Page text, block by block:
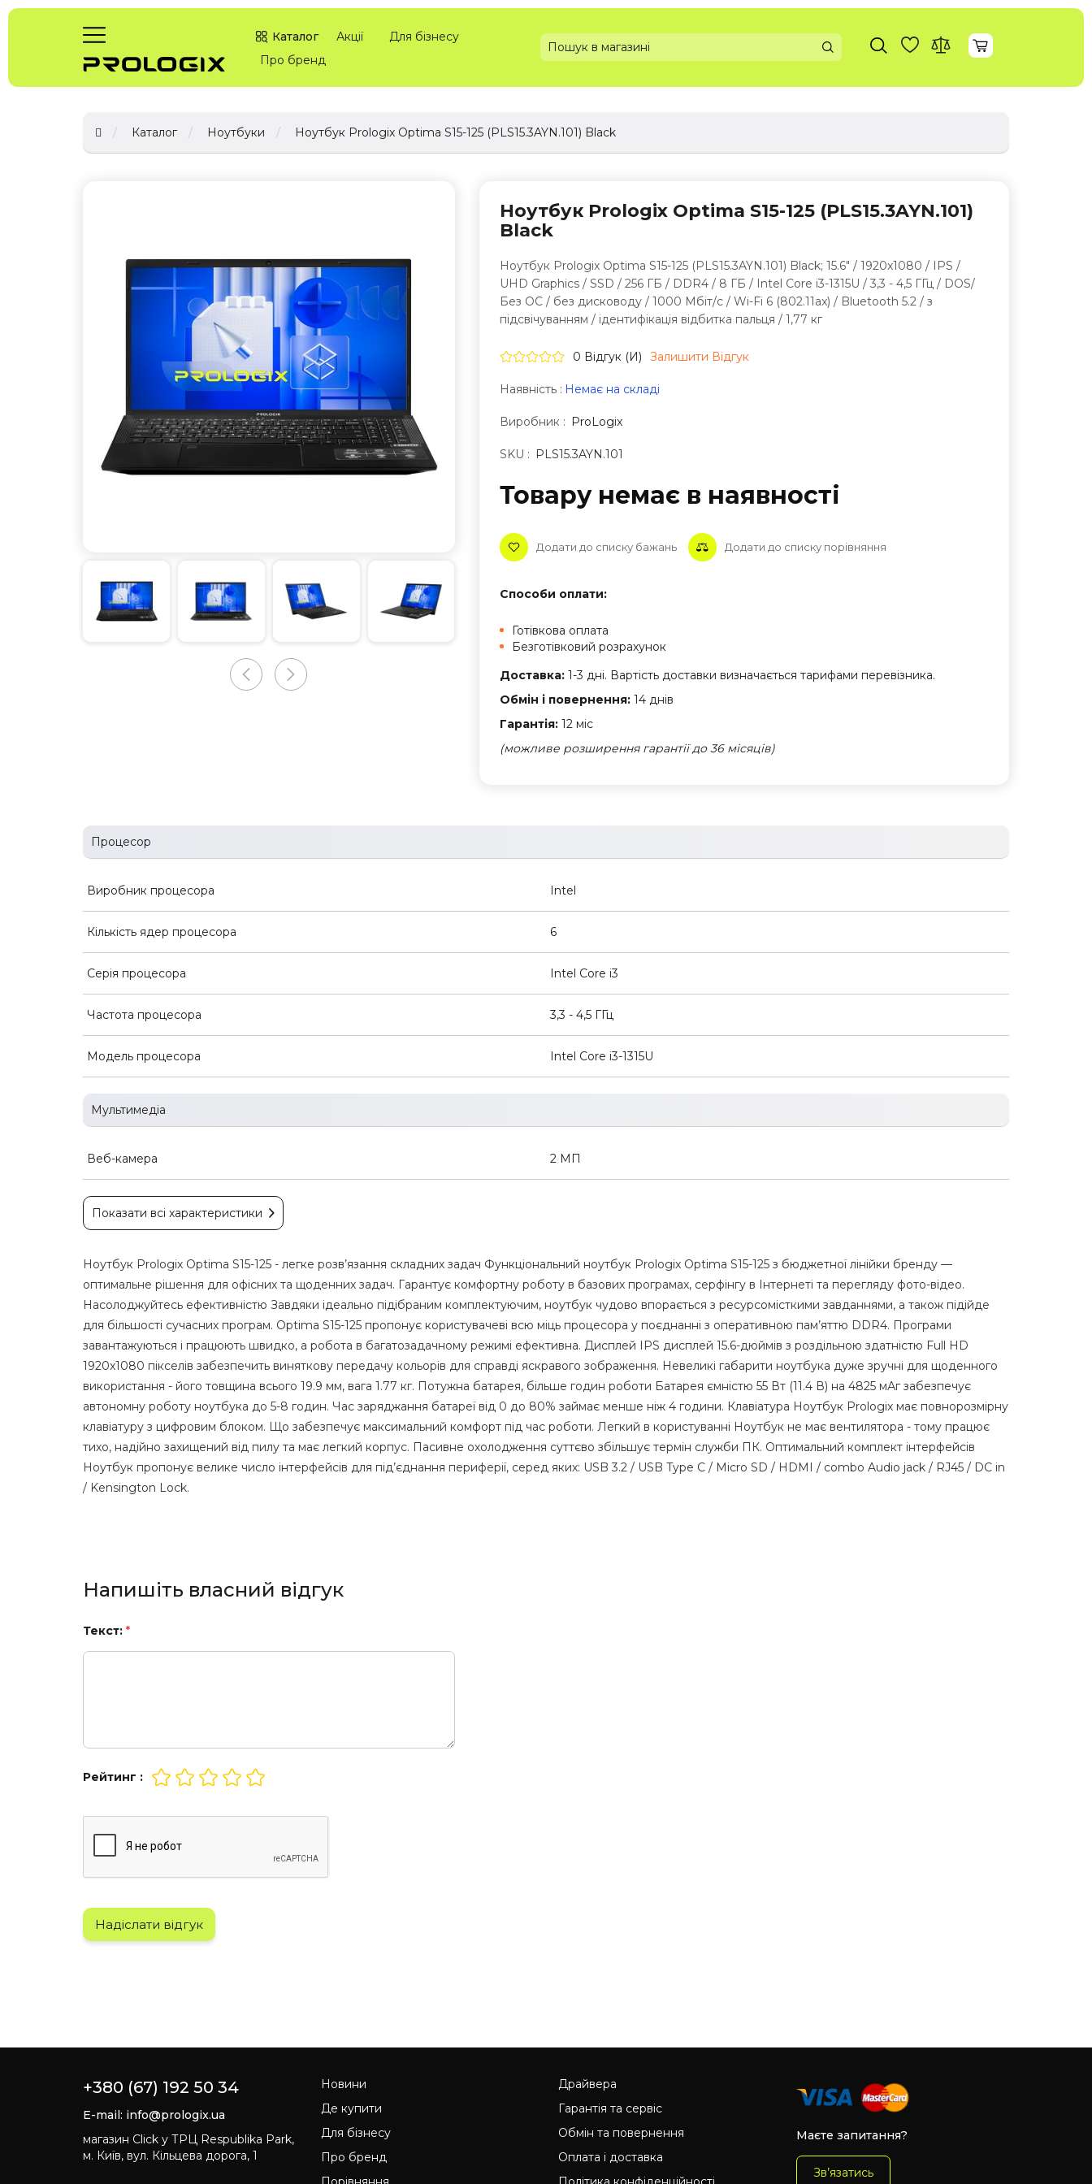
Каталог Акції
Для бізнесу
Про бренд
Каталог Ноутбуки Ноутбук Prologix Optima S15-125 (PLS15.3AYN.101) Black
Ноутбук Prologix Optima S15-125 (PLS15.3AYN.101)
Black
Ноутбук Prologix Optima S15-125 (PLS15.3AYN.101) Black; 15.6" / 1920x1080 / IPS /
UHD Graphics / SSD / 256 ГБ / DDR4 / 8 ГБ / Intel Core i3-1315U / 3,3 - 4,5 ГГц / DOS/
Без ОС / без дисководу / 1000 Мбіт/с / Wi-Fi 6 (802.11ax) / Bluetooth 5.2 / з
підсвічуванням / ідентифікація відбитка пальця / 1,77 кг
0 Відгук (и) Залишити Вiдгук
Наявність : Немає на складі
Виробник : ProLogix
SKU : PLS15.3AYN.101
Товару немає в наявностi
Додати до списку бажань Додати до списку порівняння
Способи оплати:
Готівкова оплата
Безготівковий розрахунок
Доставка:1-3 дні. Вартість доставки визначається тарифами перевізника.
Обмін і повернення: 14 днів
Гарантія:12 міс
(можливе розширення гарантії до 36 місяців)
Процесор
Виробник процесора Intel
Кількість ядер процесора 6
Серія процесора Intel Core i3
Частота процесора 3,3 - 4,5 ГГц
Модель процесора Intel Core i3-1315U
Мультимедіа
Веб-камера 2 МП
Показати всі характеристики
Ноутбук Prologix Optima S15-125 - легке розв’язання складних задач Функціональний ноутбук Prologix Optima S15-125 з бюджетної лінійки бренду —
оптимальне рішення для офісних та щоденних задач. Гарантує комфортну роботу в базових програмах, серфінгу в Інтернеті та перегляду фото-вiдео.
Насолоджуйтесь ефективністю Завдяки ідеально підібраним комплектуючим, ноутбук чудово впорається з ресурсомісткими завданнями, а також підійде
для більшості сучасних програм. Optima S15-125 пропонує користувачеві всю міць процесора у поєднанні з оперативною пам’яттю DDR4. Програми
завантажуються і працюють швидко, а робота в багатозадачному режимі ефективна. Дисплей IPS дисплей 15.6-дюймів з роздільною здатністю Full HD
1920x1080 пікселів забезпечить виняткову передачу кольорів для справді яскравого зображення. Невеликі габарити ноутбука дуже зручні для щоденного
використання - його товщина всього 19.9 мм, вага 1.77 кг. Потужна батарея, більше годин роботи Батарея ємністю 55 Вт (11.4 В) на 4825 мАг забезпечує
автономну роботу ноутбука до 5-8 годин. Час заряджання батареї від 0 до 80% займає менше ніж 4 години. Клавіатура Ноутбук Prologix має повнорозмірну
клавіатуру з цифровим блоком. Що забезпечує максимальний комфорт під час роботи. Легкий в користуванні Ноутбук не має вентилятора - тому працює
тихо, надійно захищений від пилу та має легкий корпус. Пасивне охолодження суттєво збільшує термін служби ПК. Оптимальний комплект інтерфейсів
Ноутбук пропонує велике число інтерфейсів для під’єднання периферії, серед яких: USB 3.2 / USB Type C / Micro SD / HDMI / combo Audio jack / RJ45 / DC in
/ Kensington Lock.
Напишіть власний відгук
Текст: *
Рейтинг :
Надіслати відгук
+380 (67) 192 50 34
E-mail: info@prologix.ua
магазин Click у ТРЦ Respublika Park,
м. Київ, вул. Кільцева дорога, 1
Новини
Де купити
Для бізнесу
Про бренд
Драйвера
Гарантія та сервіс
Обмін та повернення
Оплата і доставка
Маєте запитання?
Зв’язатись